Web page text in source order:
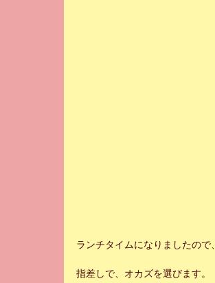
ランチタイムになりましたので
指差しで、オカズを選びます。